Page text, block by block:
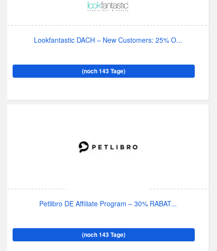
Lookfantastic DACH – New Customers: 25% O...
(noch 143 Tage)
Petlibro DE Affiliate Program – 30% RABAT...
(noch 143 Tage)